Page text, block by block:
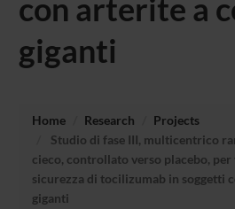
con arterite a
giganti
Home Research
Projects
Studio di fase III, multicentrico
cieco, controllato verso placebo, per
sicurezza di tocilizumab in soggetti
giganti